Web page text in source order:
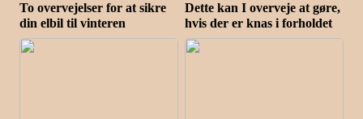
To overvejelser for at sikre
din elbil til vinteren
Dette kan I overveje at gøre,
hvis der er knas i forholdet